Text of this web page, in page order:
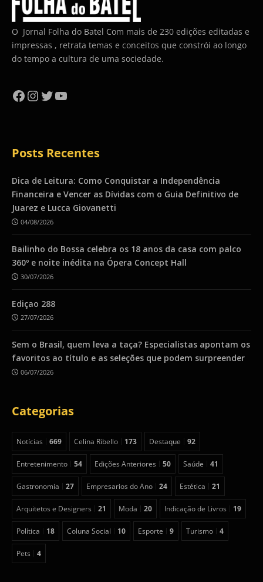
O Jornal Folha do Batel Com mais de 230 edições editadas e
impressas , retrata temas e conceitos que constrói ao longo
do tempo a cultura de uma sociedade.
Facebook
Instagram
Twitter
YouTube
Posts Recentes
Dica de Leitura: Como Conquistar a Independência
Financeira e Vencer as Dívidas com o Guia Definitivo de
Juarez e Lucca Giovanetti
04/08/2026
Bailinho do Bossa celebra os 18 anos da casa com palco
360º e noite inédita na Ópera Concept Hall
30/07/2026
Ediçao 288
27/07/2026
Sem o Brasil, quem leva a taça? Especialistas apontam os
favoritos ao título e as seleções que podem surpreender
06/07/2026
Categorias
Notícias 669 Celina Ribello 173 Destaque 92
Entretenimento 54 Edições Anteriores 50 Saúde 41
Gastronomia 27 Empresarios do Ano 24 Estética 21
Arquitetos e Designers 21 Moda 20 Indicação de Livros 19
Política 18 Coluna Social 10 Esporte 9 Turismo 4
Pets 4